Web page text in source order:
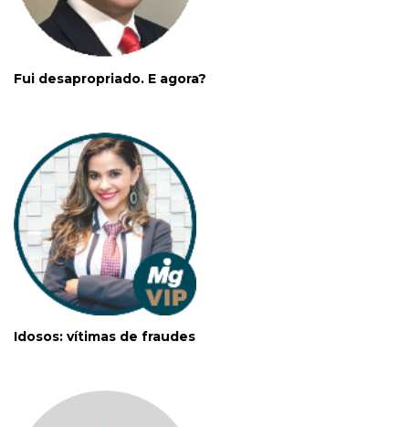
Fui desapropriado. E agora?
Idosos: vítimas de fraudes